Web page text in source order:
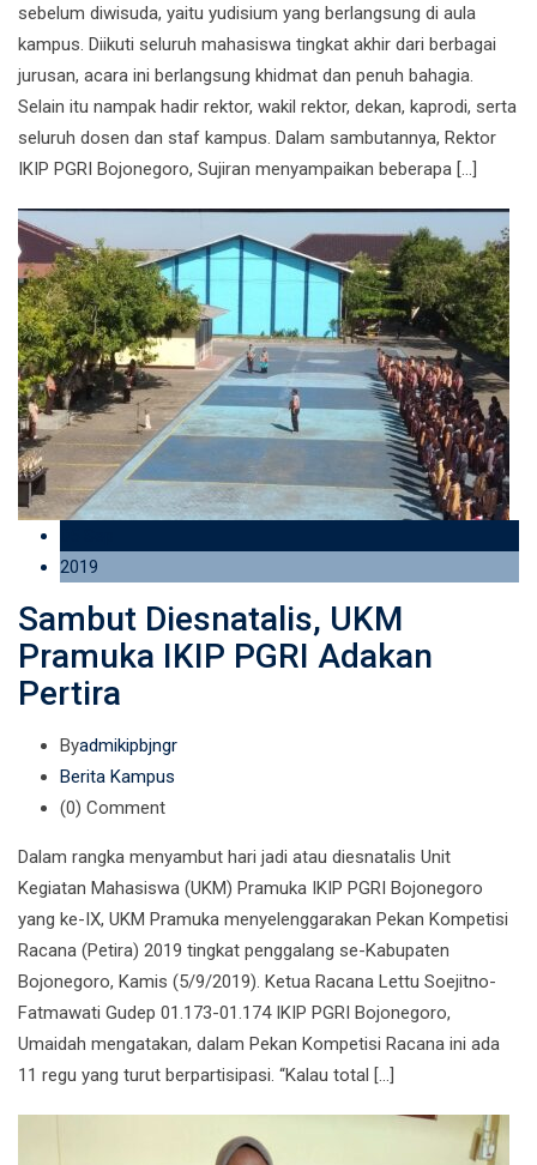
sebelum diwisuda, yaitu yudisium yang berlangsung di aula
kampus. Diikuti seluruh mahasiswa tingkat akhir dari berbagai
jurusan, acara ini berlangsung khidmat dan penuh bahagia.
Selain itu nampak hadir rektor, wakil rektor, dekan, kaprodi, serta
seluruh dosen dan staf kampus. Dalam sambutannya, Rektor
IKIP PGRI Bojonegoro, Sujiran menyampaikan beberapa […]
2019
Sambut Diesnatalis, UKM
Pramuka IKIP PGRI Adakan
Pertira
Byadmikipbjngr
Berita Kampus
(0) Comment
Dalam rangka menyambut hari jadi atau diesnatalis Unit
Kegiatan Mahasiswa (UKM) Pramuka IKIP PGRI Bojonegoro
yang ke-IX, UKM Pramuka menyelenggarakan Pekan Kompetisi
Racana (Petira) 2019 tingkat penggalang se-Kabupaten
Bojonegoro, Kamis (5/9/2019). Ketua Racana Lettu Soejitno-
Fatmawati Gudep 01.173-01.174 IKIP PGRI Bojonegoro,
Umaidah mengatakan, dalam Pekan Kompetisi Racana ini ada
11 regu yang turut berpartisipasi. “Kalau total […]